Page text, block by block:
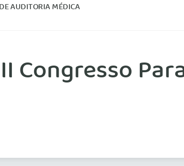
AUDITORIA MÉDICA
Congresso